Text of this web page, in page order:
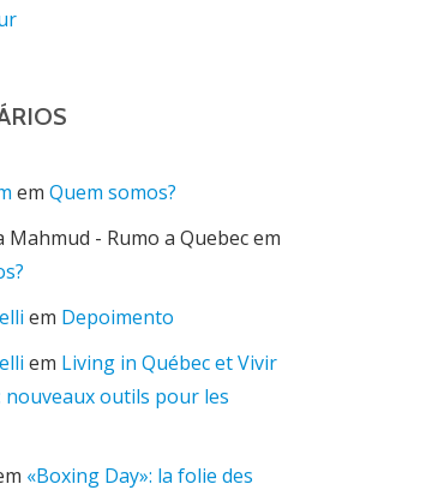
em Quem somos?
Mahmud - Rumo a Quebecem
em Depoimento
em Living in Québec et Vivir
nouveaux outils pour les
«Boxing Day»: la folie des